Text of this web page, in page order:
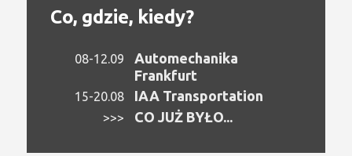
Co, gdzie, kiedy?
08-12.09
Automechanika
Frankfurt
15-20.08 IAA Transportation
>>> CO JUŻ BYŁO...